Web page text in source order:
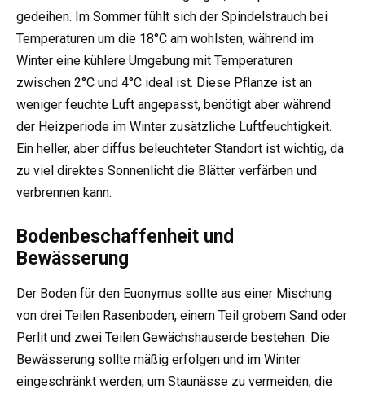
gedeihen. Im Sommer fühlt sich der Spindelstrauch bei
Temperaturen um die 18°C am wohlsten, während im
Winter eine kühlere Umgebung mit Temperaturen
zwischen 2°C und 4°C ideal ist. Diese Pflanze ist an
weniger feuchte Luft angepasst, benötigt aber während
der Heizperiode im Winter zusätzliche Luftfeuchtigkeit.
Ein heller, aber diffus beleuchteter Standort ist wichtig, da
zu viel direktes Sonnenlicht die Blätter verfärben und
verbrennen kann.
Bodenbeschaffenheit und
Bewässerung
Der Boden für den Euonymus sollte aus einer Mischung
von drei Teilen Rasenboden, einem Teil grobem Sand oder
Perlit und zwei Teilen Gewächshauserde bestehen. Die
Bewässerung sollte mäßig erfolgen und im Winter
eingeschränkt werden, um Staunässe zu vermeiden, die